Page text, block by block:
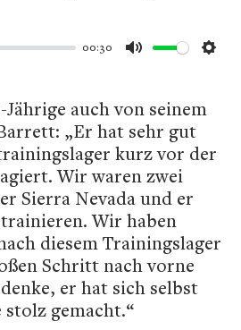
00:30
auch von seinem
„Er hat sehr gut
kurz vor der
Wir waren zwei
Sierra Nevada und er
Wir haben
diesem Trainingslager
Schritt nach vorne
er hat sich selbst
gemacht.“